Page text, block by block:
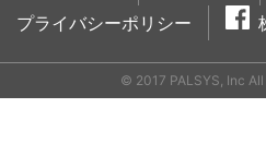
プライバシーポリシー
© 2017 PALSYS, Inc